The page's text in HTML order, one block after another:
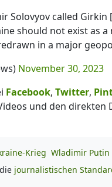
Solovyov called
should not exist as
in a major
November 30, 2023
Facebook, Twitter,
und den direkten
Krieg Wladimir Putin
journalistischen